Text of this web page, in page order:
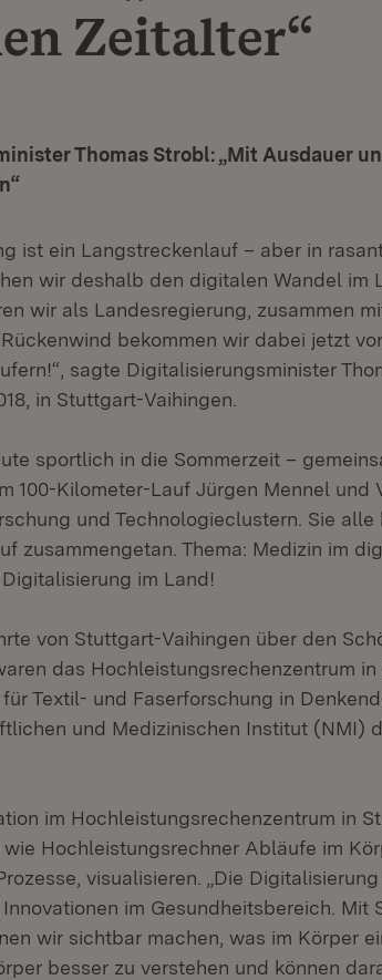
Zeitalter“
Thomas Strobl: „Mit Ausdauer
ist ein Langstreckenlauf – aber in
wir deshalb den digitalen Wandel im
wir als Landesregierung, zusammen
bekommen wir dabei jetzt
sagte Digitalisierungsminister
in Stuttgart-Vaihingen.
sportlich in die Sommerzeit –
100-Kilometer-Lauf Jürgen Mennel und
und Technologieclustern. Sie
zusammengetan. Thema: Medizin im
im Land!
von Stuttgart-Vaihingen über den
das Hochleistungsrechenzentrum
Textil- und Faserforschung in
und Medizinischen Institut (NMI)
im Hochleistungsrechenzentrum in
Hochleistungsrechner Abläufe im
visualisieren. „Die
im Gesundheitsbereich. Mit
wir sichtbar machen, was im Körper
besser zu verstehen und können